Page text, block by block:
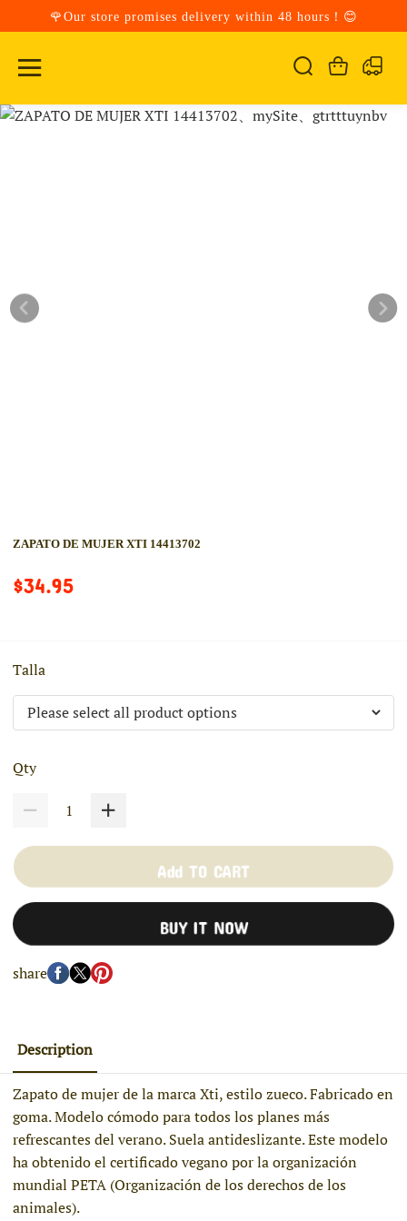
🌹Our store promises delivery within 48 hours！😊
ZAPATO DE MUJER XTI 14413702
$34.95
Talla
Qty
Add TO CART
BUY IT NOW
share
Description
Zapato de mujer de la marca Xti, estilo zueco. Fabricado en
goma. Modelo cómodo para todos los planes más
refrescantes del verano. Suela antideslizante. Este modelo
ha obtenido el certificado vegano por la organización
mundial PETA (Organización de los derechos de los
animales).